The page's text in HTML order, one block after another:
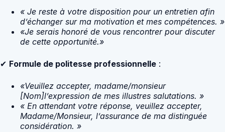
« Je reste à votre disposition pour un entretien afin
d’échanger sur ma motivation et mes compétences. »
«Je serais honoré de vous rencontrer pour discuter
de cette opportunité.»
✔ Formule de politesse professionnelle :
«Veuillez accepter, madame/monsieur
[Nom]l’expression de mes illustres salutations. »
« En attendant votre réponse, veuillez accepter,
Madame/Monsieur, l’assurance de ma distinguée
considération. »